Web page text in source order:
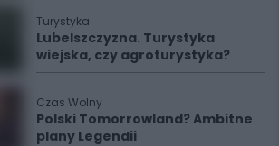
Turystyka
Lubelszczyzna. Turystyka
wiejska, czy agroturystyka?
Czas Wolny
Polski Tomorrowland? Ambitne
plany Legendii